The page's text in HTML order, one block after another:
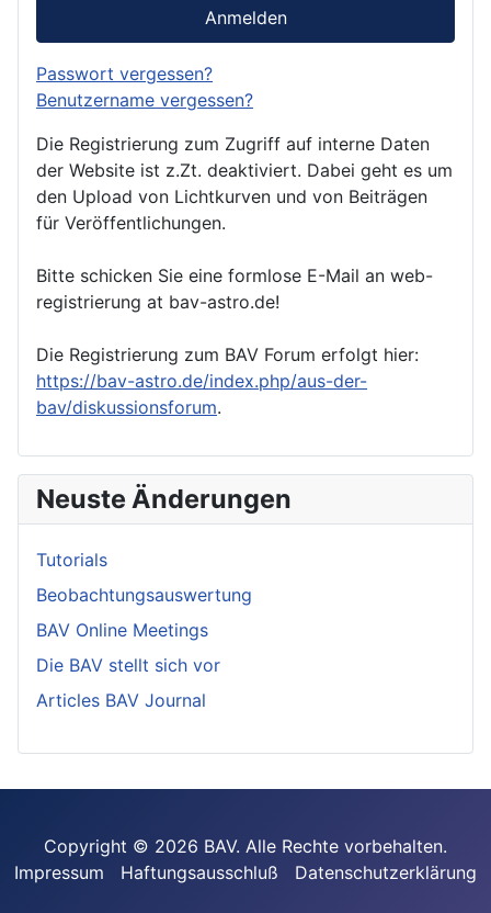
Anmelden
Passwort vergessen?
Benutzername vergessen?
Die Registrierung zum Zugriff auf interne Daten
der Website ist z.Zt. deaktiviert. Dabei geht es um
den Upload von Lichtkurven und von Beiträgen
für Veröffentlichungen.
Bitte schicken Sie eine formlose E-Mail an web-
registrierung at bav-astro.de!
Die Registrierung zum BAV Forum erfolgt hier:
https://bav-astro.de/index.php/aus-der-
bav/diskussionsforum.
Neuste Änderungen
Tutorials
Beobachtungsauswertung
BAV Online Meetings
Die BAV stellt sich vor
Articles BAV Journal
Copyright © 2026 BAV. Alle Rechte vorbehalten.
Impressum
Haftungsausschluß Datenschutzerklärung